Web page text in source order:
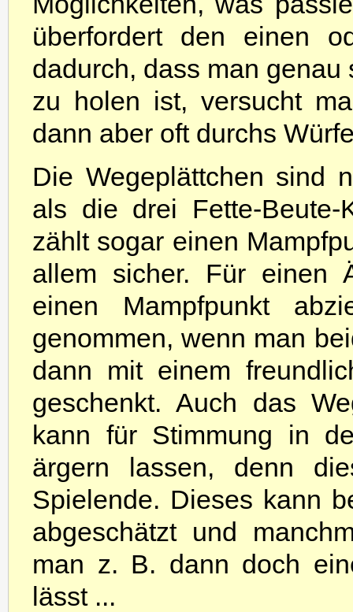
überfordert den einen
dadurch, dass man
zu holen ist, versucht
dann aber oft durchs
Die Wegeplättchen sind
als die drei Fette-
zählt sogar einen
allem sicher. Für einen
einen Mampfpunkt
genommen, wenn man
dann mit einem
geschenkt. Auch das
kann für Stimmung in
ärgern lassen, denn
Spielende. Dieses kann
abgeschätzt und
man z. B. dann doch
lässt ...